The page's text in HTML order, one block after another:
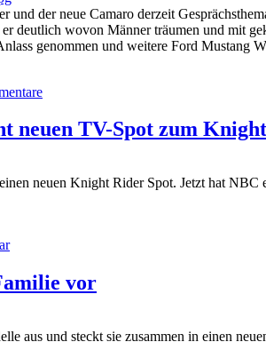
und der neue Camaro derzeit
deutlich wovon Männer träumen und mit
genommen und weitere Ford Mustang
neuen TV-Spot zum
neuen Knight Rider Spot. Jetzt hat
vor
aus und steckt sie zusammen in einen